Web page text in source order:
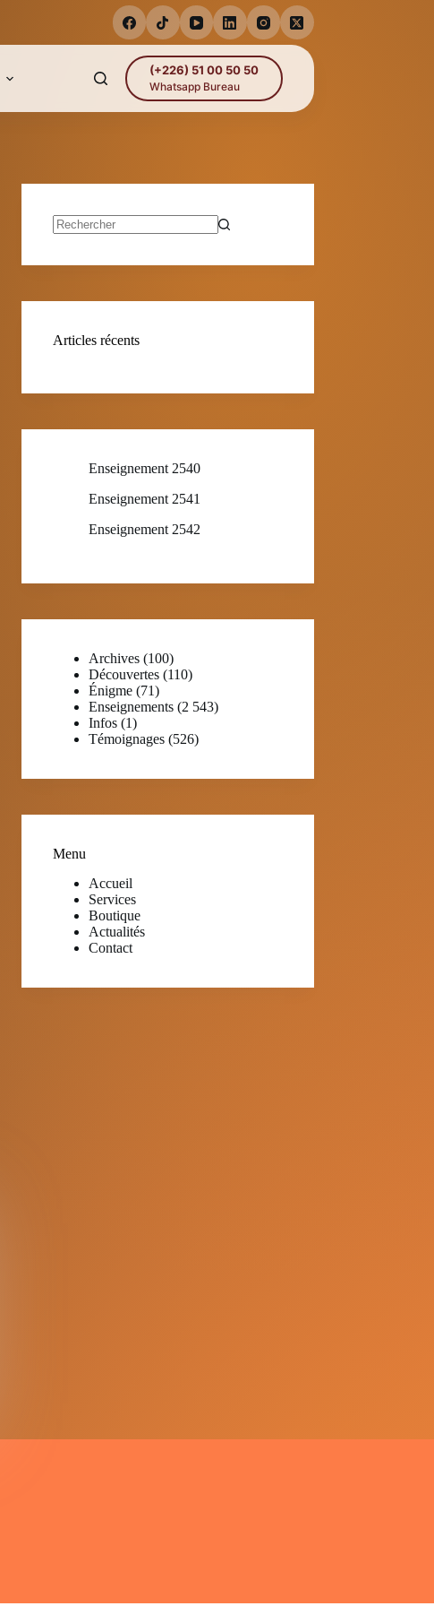
(+226) 51 00 50 50
Whatsapp Bureau
Articles récents
Enseignement 2540
Enseignement 2541
Enseignement 2542
Archives (100)
Découvertes (110)
Énigme (71)
Enseignements (2 543)
Infos (1)
Témoignages (526)
Menu
Accueil
Services
Boutique
Actualités
Contact